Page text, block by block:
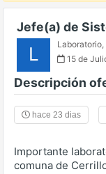
Jefe(a) de
L Laboratorio,
15 de
Descripción
hace 23 dias
Importante
comuna de